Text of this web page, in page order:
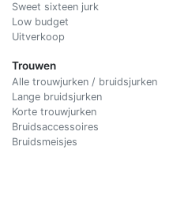
Sweet sixteen jurk
Low budget
Uitverkoop
Trouwen
Alle trouwjurken / bruidsjurken
Lange bruidsjurken
Korte trouwjurken
Bruidsaccessoires
Bruidsmeisjes